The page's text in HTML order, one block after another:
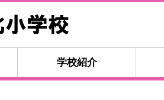
学校紹介